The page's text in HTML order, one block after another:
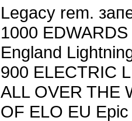
Legacy rem.
1000
England
900 ELECTRIC
ALL OVER THE
OF ELO EU